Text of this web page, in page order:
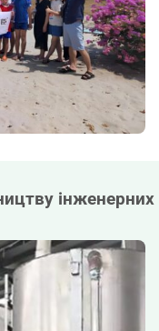
інженерних